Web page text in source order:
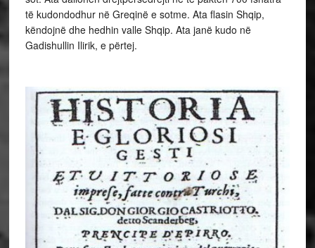
të kudondodhur në Greqinë e sotme. Ata flasin Shqip,
këndojnë dhe hedhin valle Shqip. Ata janë kudo në
Gadishullin Ilirik, e përtej.